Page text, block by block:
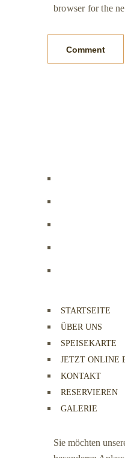
browser for the
STARTSEITE
ÜBER UNS
SPEISEKARTE
JETZT ONLINE
KONTAKT
RESERVIEREN
GALERIE
Sie möchten